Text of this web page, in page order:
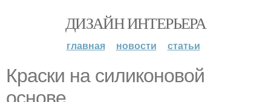
ДИЗАЙН ИНТЕРЬЕРА
главная новости статьи
Краски на силиконовой